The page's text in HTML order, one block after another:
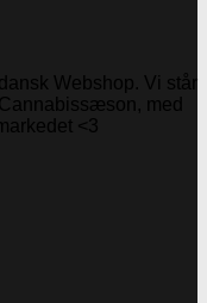
Webshop. Vi står
med
<3